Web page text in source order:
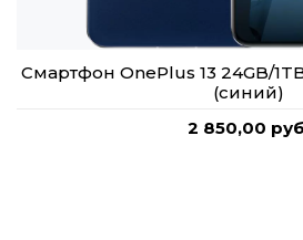
Смартфон OnePlus 13 24GB/
(синий)
2 850,00